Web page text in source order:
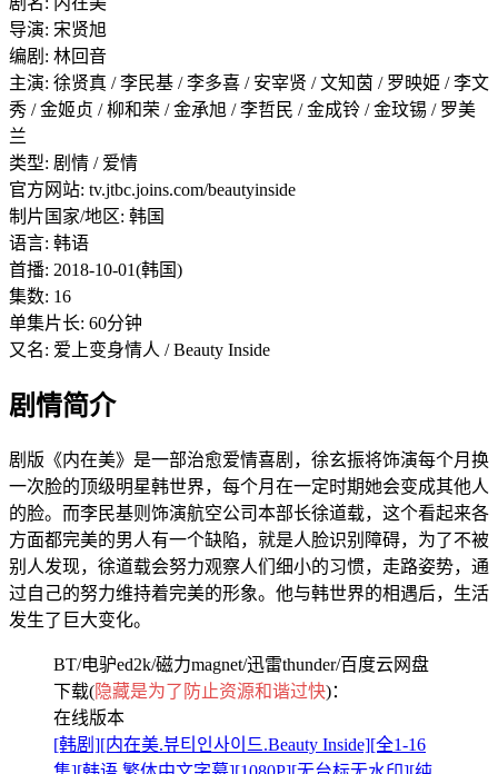
导演: 宋贤旭
编剧: 林回音
主演: 徐贤真 / 李民基 / 李多喜 / 安宰贤 / 文知茵 / 罗映姫 / 李文
秀 / 金姬贞 / 柳和荣 / 金承旭 / 李哲民 / 金成铃 / 金玟锡 / 罗美
兰
类型: 剧情 / 爱情
官方网站: tv.jtbc.joins.com/beautyinside
制片国家/地区: 韩国
语言: 韩语
首播: 2018-10-01(韩国)
集数: 16
单集片长: 60分钟
又名: 爱上变身情人 / Beauty Inside
剧情简介
剧版《内在美》是一部治愈爱情喜剧，徐玄振将饰演每个月换
一次脸的顶级明星韩世界，每个月在一定时期她会变成其他人
的脸。而李民基则饰演航空公司本部长徐道载，这个看起来各
方面都完美的男人有一个缺陷，就是人脸识别障碍，为了不被
别人发现，徐道载会努力观察人们细小的习惯，走路姿势，通
过自己的努力维持着完美的形象。他与韩世界的相遇后，生活
发生了巨大变化。
BT/电驴ed2k/磁力magnet/迅雷thunder/百度云网盘
下载(隐藏是为了防止资源和谐过快)：
在线版本
[韩剧][内在美.뷰티인사이드.Beauty Inside][全1-16